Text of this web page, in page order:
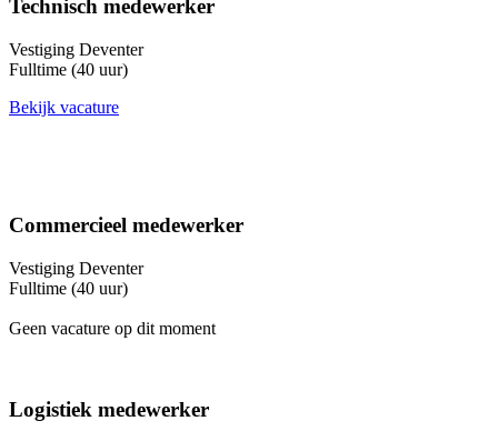
Technisch medewerker
Vestiging Deventer
Fulltime (40 uur)
Bekijk vacature
Commercieel medewerker
Vestiging Deventer
Fulltime (40 uur)
Geen vacature op dit moment
Logistiek medewerker